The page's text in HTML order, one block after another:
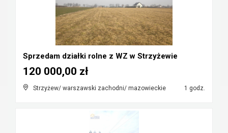
Sprzedam działki rolne z WZ w Strzyżewie
Strzyżew/ warszawski zachodni/ mazowieckie 1 godz.
120 000,00 zł